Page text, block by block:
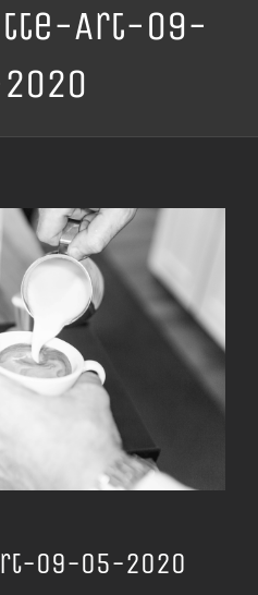
Art-09-
09-05-2020